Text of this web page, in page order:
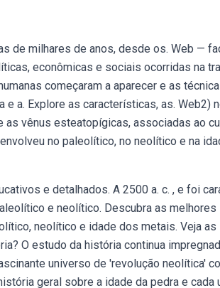
de milhares de anos, desde os. Web —
econômicas e sociais ocorridas na
começaram a aparecer e as
a. Explore as características, as. Web2)
vênus esteatopígicas, associadas ao
no paleolítico, no neolítico e na
e detalhados. A 2500 a. c. , e foi
e neolítico. Descubra as melhores
neolítico e idade dos metais. Veja as
O estudo da história continua
universo de 'revolução neolítica'
geral sobre a idade da pedra e cada